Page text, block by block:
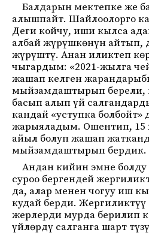
Балдарын мектепке же
алышпайт. Шайлоолорго
Деги койчу, иши кылса
албай жүрүшкөнүн айтып,
жүрүштү. Анан иликтеп
чыгардым: «2021-жылга
жашап келген
мыйзамдаштырып
басып алып үй
кандай «уступка
жарыяладым. Ошентип, 15
айыл болуп жашап
мыйзамдаштырып бердик.
Андан кийин эмне болду
суроо бергендей
да, алар менен чогуу иш
кудай берди.
жерлерди мурда берилип
үйлөрдү салганга шарт